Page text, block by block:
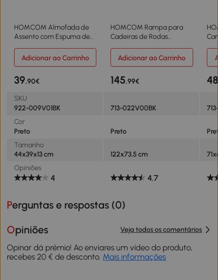
HOMCOM Almofada de
Assento com Espuma de
com Base Antiderrapante
e Capa de Malha 44x39x13
HOMCOM Rampa para
Cadeiras de Rodas
Rampa Portátil de Alumínio
Antiderrapante para
Adicionar ao Carrinho Adicionar ao Carrinho
39,90€ 145,99€
SKU
922-009V01BK
713-022V00BK
Cor
Preto
Preto
Tamanho
44x39x13 cm
122x73,5 cm
Opiniões
4 4.7
Perguntas e respostas (0)
Opiniões Veja todos os comentários
Opinar dá prémio! Ao enviares um vídeo do produto,
recebes 20 € de desconto. Mais informações